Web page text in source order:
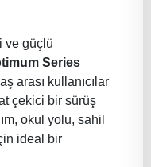
ve güçlü
Series
arası kullanıcılar
çekici bir sürüş
okul yolu, sahil
ideal bir